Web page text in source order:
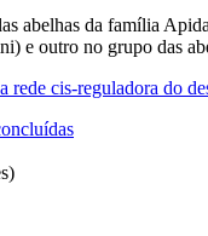
abelhas da família
e outro no grupo das
rede cis-reguladora do